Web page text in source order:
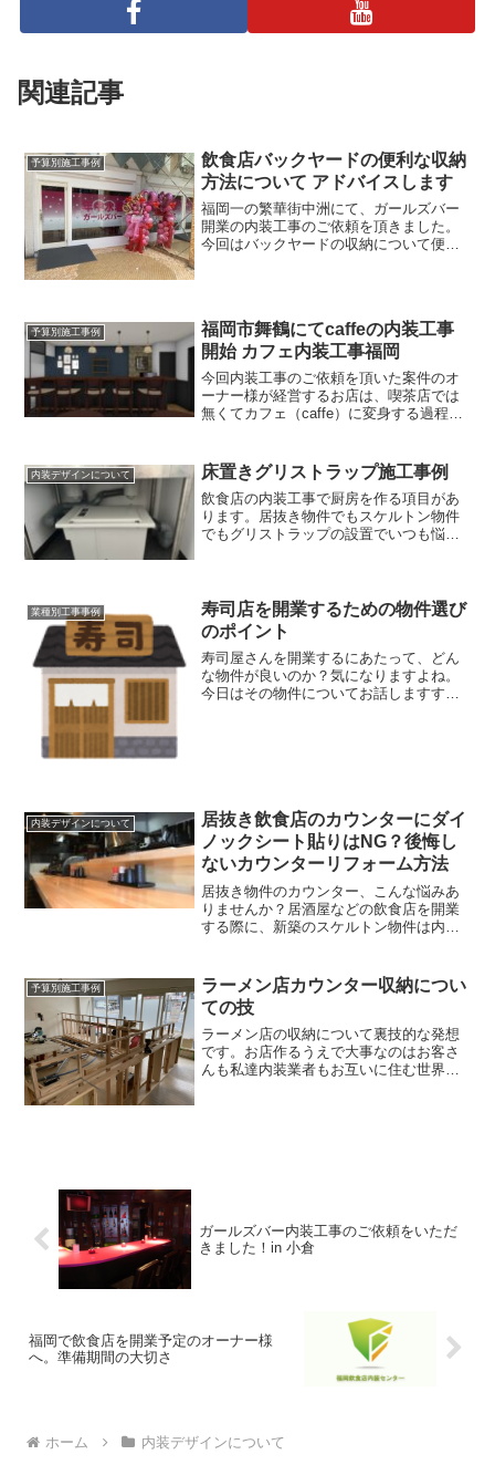
関連記事
予算別施工事例
飲食店バックヤードの便利な収納
方法について アドバイスします
福岡一の繁華街中洲にて、ガールズバー
開業の内装工事のご依頼を頂きました。
今回はバックヤードの収納について便利
予算別施工事例
福岡市舞鶴にてcaffeの内装工事
開始 カフェ内装工事福岡
今回内装工事のご依頼を頂いた案件のオ
ーナー様が経営するお店は、喫茶店では
無くてカフェ（caffe）に変身する過程を
は是非参考にしてください。この居抜き
物件以前は女性ひとりで30年以上営業し
ていた喫茶店だったそうです。周辺には
オフィスビルやマンションもあって、モ
ーニングやランチも提供する喫茶店でコ
ことですよね。おそらく、そういった理
由もオーナーさんがココにcafeを開業し
ようと思った決め手だったのかもしれま
せん。店を開業する前から、ある程度の
見込み客が読めるって言うのは、居抜き
物件のメリットの一つと言えますよね。
作るのはおしゃれなcaffeですので、店内
の内装もオーナーの以降でガラッと変更
するプランになりますから顧客ターゲッ
トもかなり変わってくることも想定しま
す。同じような業態でも、ランチやモー
ニングを出すのか出さないのか・出すメ
ニューによっても周辺に人はいるかも知
かどうかは別の話なんですよね。今回の
プランの中で、私の考えも少し取り上げ
て頂き、壁は塗装仕上げをメインとして
おります。僕は壁や天井を塗装で仕上げ
た雰囲気がとても好きなんですよ。塗装
で仕上げた壁ってなんとも言えない無機
オーナーさんに快諾頂きまして、塗装仕
上げを導入していただきました。
内装デザインについて 床置きグリストラップ施工事例
飲食店の内装工事で厨房を作る項目があ
ります。居抜き物件でもスケルトン物件
でもグリストラップの設置でいつも悩ま
したりすると相当な費用と...
業種別工事事例
寿司店を開業するための物件選び
のポイント
寿司屋さんを開業するにあたって、どん
な物件が良いのか？気になりますよね。
今日はその物件についてお話しますすし
内装デザインについて
居抜き飲食店のカウンターにダイ
ノックシート貼りはNG？後悔し
ないカウンターリフォーム方法
居抜き物件のカウンター、こんな悩みあ
りませんか？居酒屋などの飲食店を開業
する際に、新築のスケルトン物件は内装
は厨房設備やカウンターがそのまま残っ
ているため、初期費用を抑...
予算別施工事例
ラーメン店カウンター収納につい
ての技
ラーメン店の収納について裏技的な発想
です。お店作るうえで大事なのはお客さ
んも私達内装業者もお互いに住む世界の
ガールズバー内装工事のご依頼をいただ
きました！in 小倉
福岡で飲食店を開業予定のオーナー様
へ。準備期間の大切さ
ホーム 内装デザインについて